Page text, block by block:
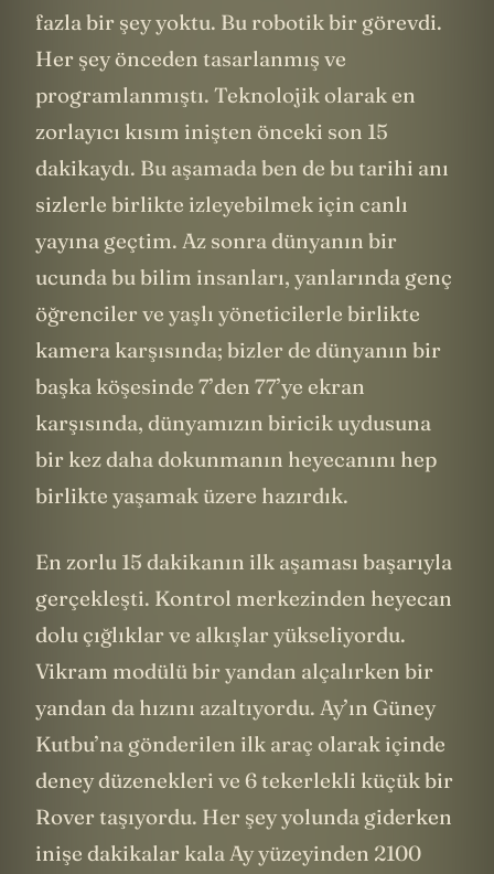
fazla bir şey yoktu. Bu robotik bir görevdi.
Her şey önceden tasarlanmış ve
programlanmıştı. Teknolojik olarak en
zorlayıcı kısım inişten önceki son 15
dakikaydı. Bu aşamada ben de bu tarihi anı
sizlerle birlikte izleyebilmek için canlı
yayına geçtim. Az sonra dünyanın bir
ucunda bu bilim insanları, yanlarında genç
öğrenciler ve yaşlı yöneticilerle birlikte
kamera karşısında; bizler de dünyanın bir
başka köşesinde 7’den 77’ye ekran
karşısında, dünyamızın biricik uydusuna
bir kez daha dokunmanın heyecanını hep
birlikte yaşamak üzere hazırdık.
En zorlu 15 dakikanın ilk aşaması başarıyla
gerçekleşti. Kontrol merkezinden heyecan
dolu çığlıklar ve alkışlar yükseliyordu.
Vikram modülü bir yandan alçalırken bir
yandan da hızını azaltıyordu. Ay’ın Güney
Kutbu’na gönderilen ilk araç olarak içinde
deney düzenekleri ve 6 tekerlekli küçük bir
Rover taşıyordu. Her şey yolunda giderken
inişe dakikalar kala Ay yüzeyinden 2100